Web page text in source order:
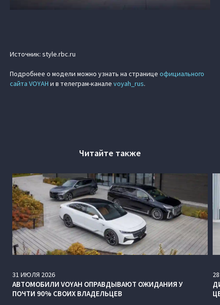
Источник: style.rbc.ru
Подробнее о модели можно узнать на странице официального
сайта VOYAH и в телеграм-канале voyah_rus.
Читайте также
31 ИЮЛЯ 2026
АВТОМОБИЛИ VOYAH ОПРАВДЫВАЮТ ОЖИДАНИЯ У
ПОЧТИ 90% СВОИХ ВЛАДЕЛЬЦЕВ
28